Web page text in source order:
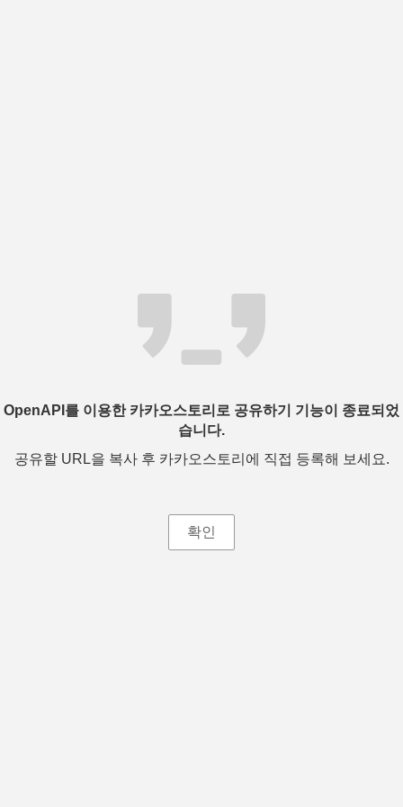
OpenAPI를 이용한 카카오스토리로 공유하기 기능이 종료되었
습니다.
공유할 URL을 복사 후 카카오스토리에 직접 등록해 보세요.
확인